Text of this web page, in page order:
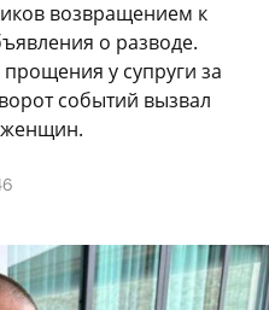
возвращением к
о разводе.
у супруги за
событий вызвал
женщин.